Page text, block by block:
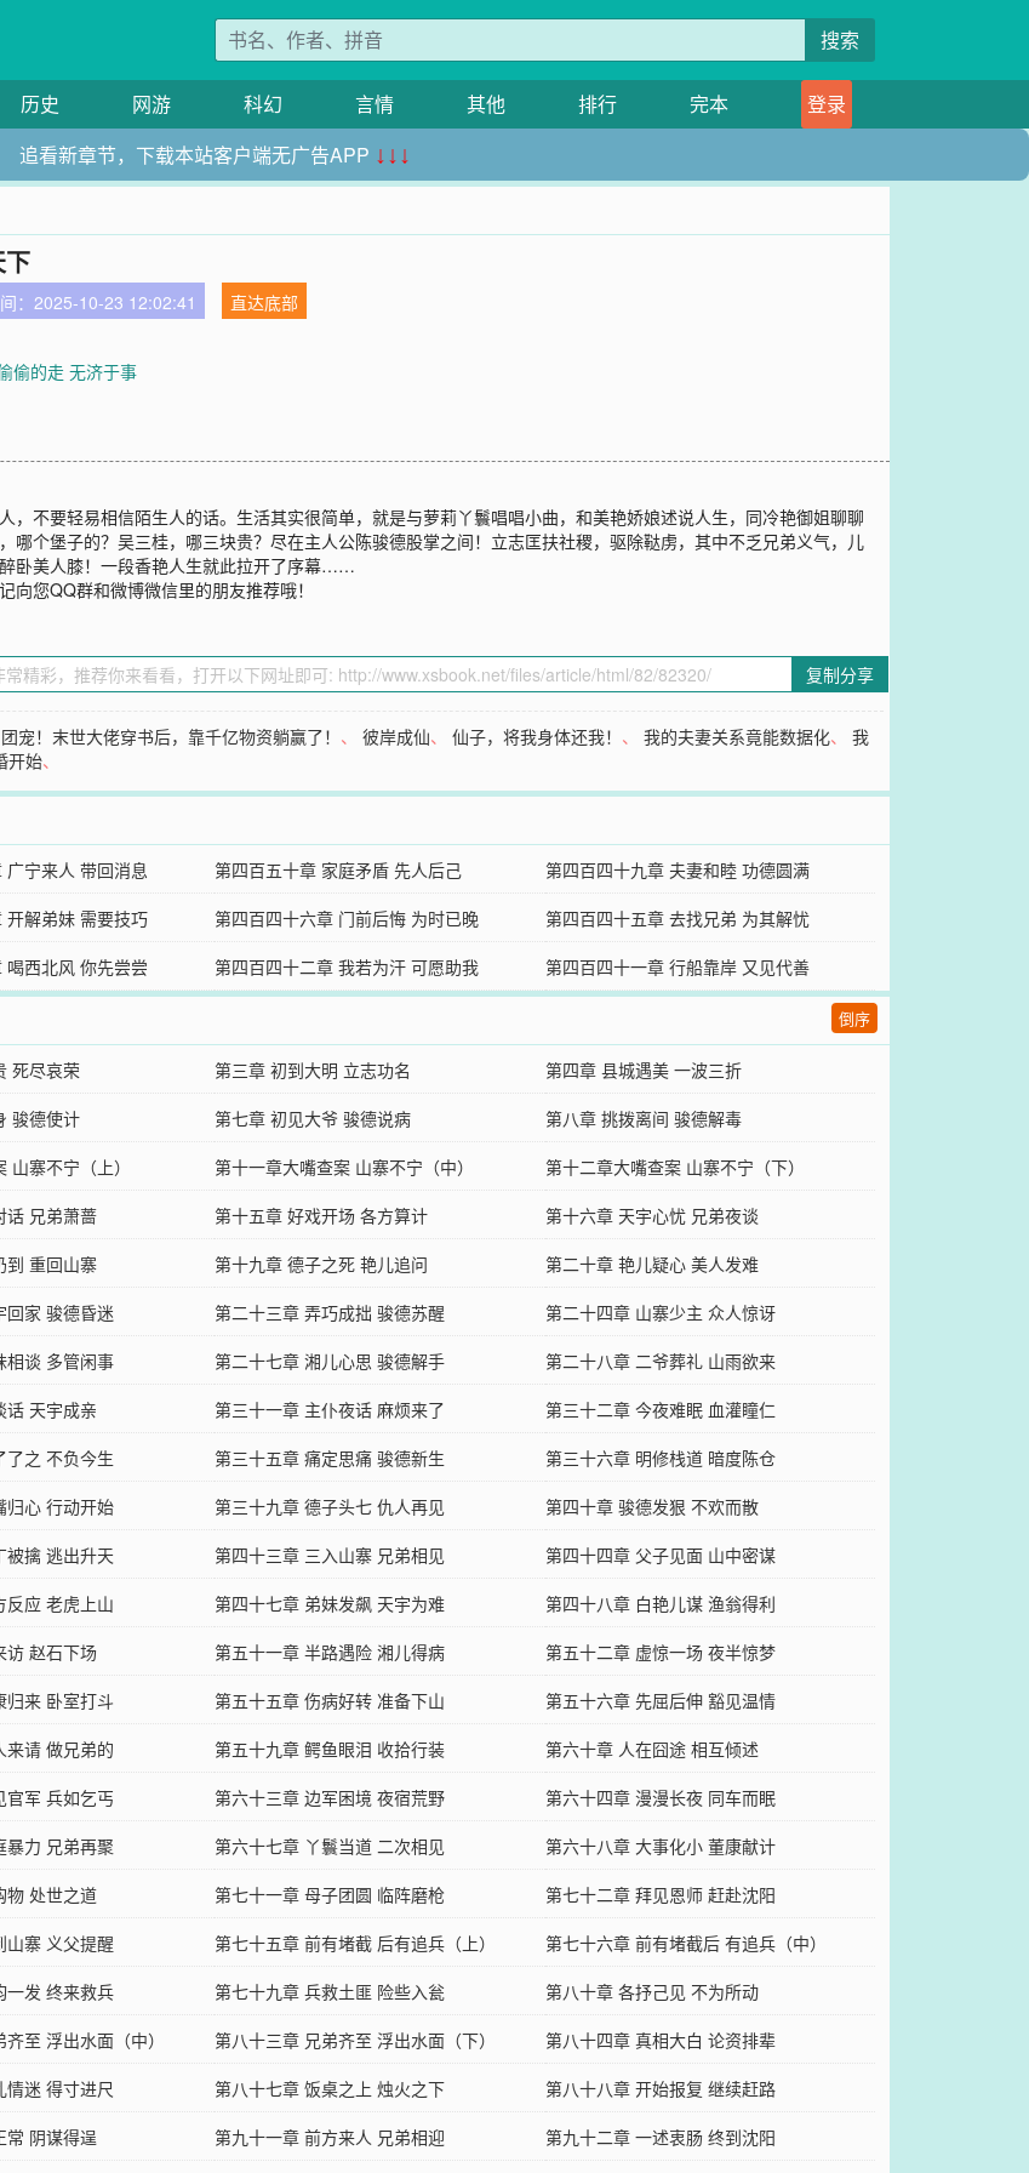
搜索
历史 网游 科幻 言情 其他 排行 完本
登录
追看新章节，下载本站客户端无广告APP ↓↓↓
：2025-10-23 12:02:41
直达底部
偷的走 无济于事
，不要轻易相信陌生人的话。生活其实很简单，就是与萝莉丫鬟唱唱小曲，和美艳娇娘述说人生，同冷艳御姐聊聊
哪个堡子的？吴三桂，哪三块贵？尽在主人公陈骏德股掌之间！立志匡扶社稷，驱除鞑虏，其中不乏兄弟义气，儿
卧美人膝！一段香艳人生就此拉开了序幕……
向您QQ群和微博微信里的朋友推荐哦！
复制分享
团宠！末世大佬穿书后，靠千亿物资躺赢了！ 、彼岸成仙、仙子，将我身体还我！ 、我的夫妻关系竟能数据化、我
开始、
广宁来人 带回消息 第四百五十章 家庭矛盾 先人后己
第四百四十九章 夫妻和睦 功德圆满
开解弟妹 需要技巧 第四百四十六章 门前后悔 为时已晚
第四百四十五章 去找兄弟 为其解忧
喝西北风 你先尝尝 第四百四十二章 我若为汗 可愿助我 第四百四十一章 行船靠岸 又见代善
倒序
死尽哀荣 第三章 初到大明 立志功名
第四章 县城遇美 一波三折
骏德使计 第七章 初见大爷 骏德说病
第八章 挑拨离间 骏德解毒
山寨不宁（上） 第十一章大嘴查案 山寨不宁（中）
第十二章大嘴查案 山寨不宁（下）
话 兄弟萧蔷 第十五章 好戏开场 各方算计
第十六章 天宇心忧 兄弟夜谈
到 重回山寨 第十九章 德子之死 艳儿追问
第二十章 艳儿疑心 美人发难
回家 骏德昏迷 第二十三章 弄巧成拙 骏德苏醒
第二十四章 山寨少主 众人惊讶
相谈 多管闲事 第二十七章 湘儿心思 骏德解手
第二十八章 二爷葬礼 山雨欲来
话 天宇成亲 第三十一章 主仆夜话 麻烦来了
第三十二章 今夜难眠 血灌瞳仁
了之 不负今生 第三十五章 痛定思痛 骏德新生
第三十六章 明修栈道 暗度陈仓
归心 行动开始 第三十九章 德子头七 仇人再见
第四十章 骏德发狠 不欢而散
被擒 逃出升天 第四十三章 三入山寨 兄弟相见
第四十四章 父子见面 山中密谋
反应 老虎上山 第四十七章 弟妹发飙 天宇为难
第四十八章 白艳儿谋 渔翁得利
访 赵石下场 第五十一章 半路遇险 湘儿得病
第五十二章 虚惊一场 夜半惊梦
归来 卧室打斗 第五十五章 伤病好转 准备下山
第五十六章 先屈后伸 豁见温情
来请 做兄弟的 第五十九章 鳄鱼眼泪 收拾行装
第六十章 人在囧途 相互倾述
官军 兵如乞丐 第六十三章 边军困境 夜宿荒野
第六十四章 漫漫长夜 同车而眠
暴力 兄弟再聚 第六十七章 丫鬟当道 二次相见
第六十八章 大事化小 董康献计
物 处世之道 第七十一章 母子团圆 临阵磨枪
第七十二章 拜见恩师 赶赴沈阳
山寨 义父提醒 第七十五章 前有堵截 后有追兵（上）
第七十六章 前有堵截后 有追兵（中）
一发 终来救兵 第七十九章 兵救土匪 险些入瓮
第八十章 各抒己见 不为所动
至 浮出水面（中） 第八十三章 兄弟齐至 浮出水面（下）
第八十四章 真相大白 论资排辈
迷 得寸进尺 第八十七章 饭桌之上 烛火之下
第八十八章 开始报复 继续赶路
常 阴谋得逞 第九十一章 前方来人 兄弟相迎
第九十二章 一述衷肠 终到沈阳